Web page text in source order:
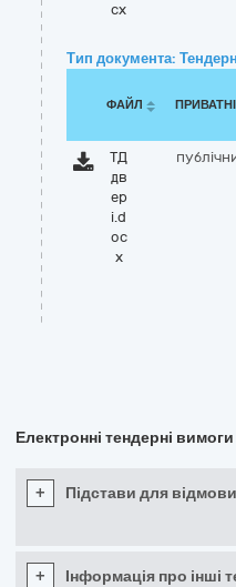
cx
Тип документа:
ФАЙЛ
ТД
дв
ер
і.d
oc
x
Електронні тендерні вимоги
+ Підстави для відмови
+
Інформація про інші